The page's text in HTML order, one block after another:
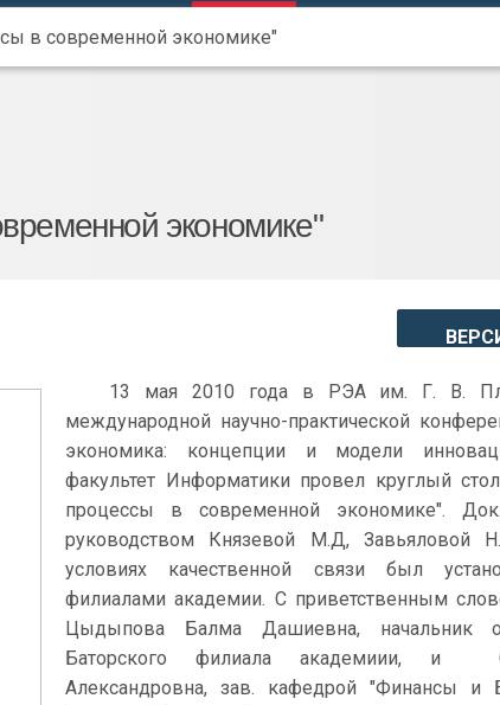
в современной экономике"
экономике"
13 мая 2010 года в РЭА им. Г. В.
международной научно-практической
экономика: концепции и модели
факультет Информатики провел круглый
процессы в современной экономике".
руководством Князевой М.Д, Завьяловой
условиях качественной связи был
филиалами академии. С приветственным
Цыдыпова Балма Дашиевна, начальник
Баторского филиала академиии, и
Александровна, зав. кафедрой "Финансы и